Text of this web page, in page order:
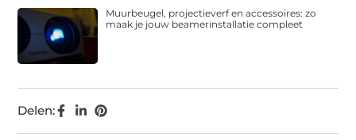
Delen:
Muurbeugel, projectieverf en accessoires: zo
maak je jouw beamerinstallatie compleet